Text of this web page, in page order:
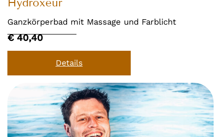
Hydroxeur
Ganzkörperbad mit Massage und Farblicht
€ 40,40
Details